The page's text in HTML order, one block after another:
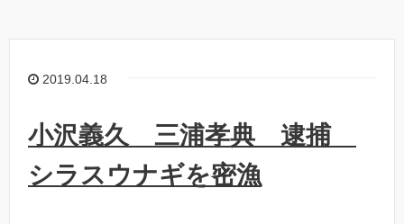
2019.04.18
小沢義久 三浦孝典 逮捕
シラスウナギを密漁